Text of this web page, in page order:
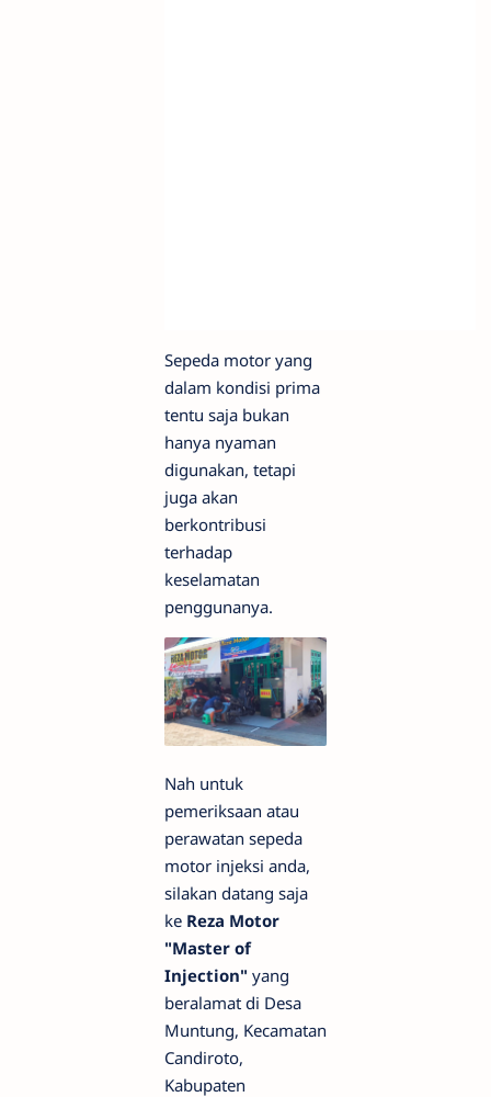
Sepeda motor yang
dalam kondisi prima
tentu saja bukan
hanya nyaman
digunakan, tetapi
juga akan
berkontribusi
terhadap
keselamatan
penggunanya.
Nah untuk
pemeriksaan atau
perawatan sepeda
motor injeksi anda,
silakan datang saja
ke Reza Motor
"Master of
Injection" yang
beralamat di Desa
Muntung, Kecamatan
Candiroto,
Kabupaten